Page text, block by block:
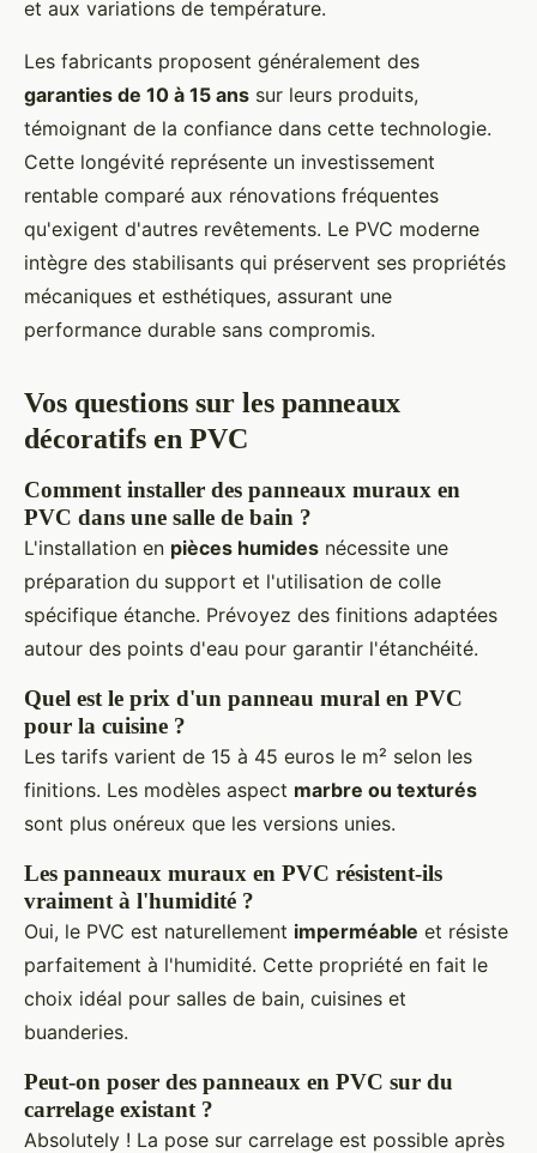
et aux variations de température.
Les fabricants proposent généralement des
garanties de 10 à 15 ans sur leurs produits,
témoignant de la confiance dans cette technologie.
Cette longévité représente un investissement
rentable comparé aux rénovations fréquentes
qu'exigent d'autres revêtements. Le PVC moderne
intègre des stabilisants qui préservent ses propriétés
mécaniques et esthétiques, assurant une
performance durable sans compromis.
Vos questions sur les panneaux
décoratifs en PVC
Comment installer des panneaux muraux en
PVC dans une salle de bain ?
L'installation en pièces humides nécessite une
préparation du support et l'utilisation de colle
spécifique étanche. Prévoyez des finitions adaptées
autour des points d'eau pour garantir l'étanchéité.
Quel est le prix d'un panneau mural en PVC
pour la cuisine ?
Les tarifs varient de 15 à 45 euros le m² selon les
finitions. Les modèles aspect marbre ou texturés
sont plus onéreux que les versions unies.
Les panneaux muraux en PVC résistent-ils
vraiment à l'humidité ?
Oui, le PVC est naturellement imperméable et résiste
parfaitement à l'humidité. Cette propriété en fait le
choix idéal pour salles de bain, cuisines et
buanderies.
Peut-on poser des panneaux en PVC sur du
carrelage existant ?
Absolutely ! La pose sur carrelage est possible après